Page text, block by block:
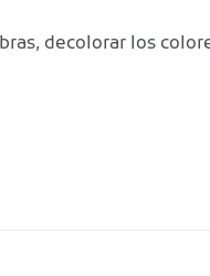
decolorar los